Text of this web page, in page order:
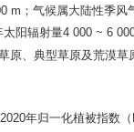
m；气候属大陆性季
阳辐射量4 000 ~ 6
原、典型草原及荒漠
年归一化植被指数